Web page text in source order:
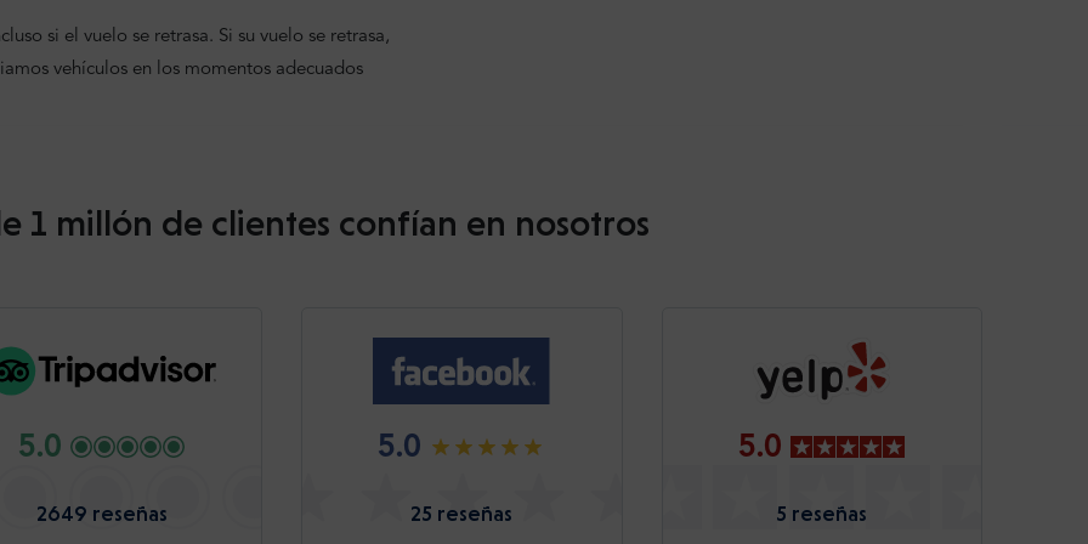
si el vuelo se retrasa. Si su vuelo se retrasa,
vehículos en los momentos adecuados
1 millón de clientes confían en nosotros
5.0
2649 reseñas
5.0
25 reseñas
5.0
5 reseñas